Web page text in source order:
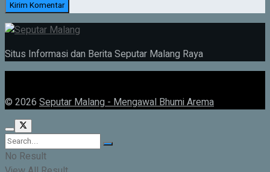
Situs Informasi dan Berita Seputar Malang Raya
© 2026 Seputar Malang - Mengawal Bhumi Arema
No Result